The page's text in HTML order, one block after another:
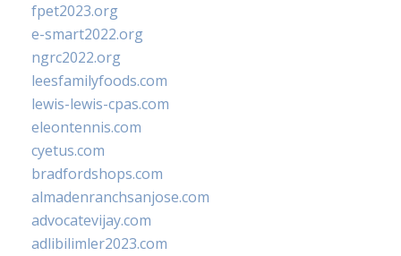
fpet2023.org
e-smart2022.org
ngrc2022.org
leesfamilyfoods.com
lewis-lewis-cpas.com
eleontennis.com
cyetus.com
bradfordshops.com
almadenranchsanjose.com
advocatevijay.com
adlibilimler2023.com